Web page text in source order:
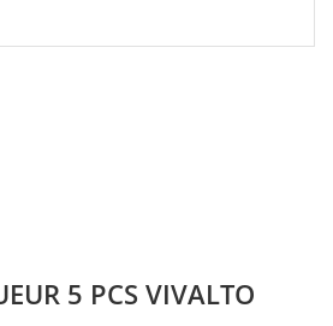
5 PCS VIVALTO